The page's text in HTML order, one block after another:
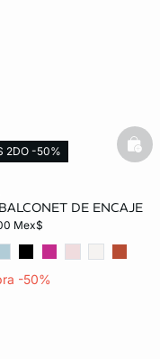
DE ENCAJE
Mex$
-50%
2DO -50%